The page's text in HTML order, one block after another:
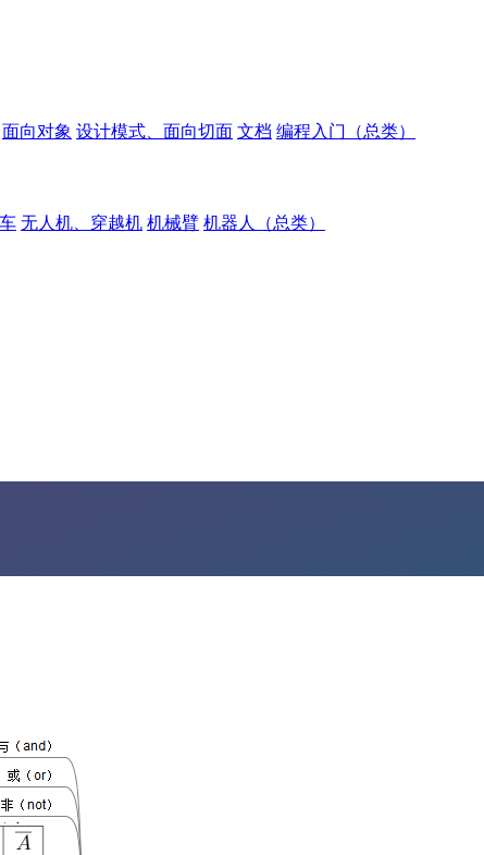
面向对象 设计模式、面向切面 文档 编程入门（总类）
无人机、穿越机 机械臂 机器人（总类）